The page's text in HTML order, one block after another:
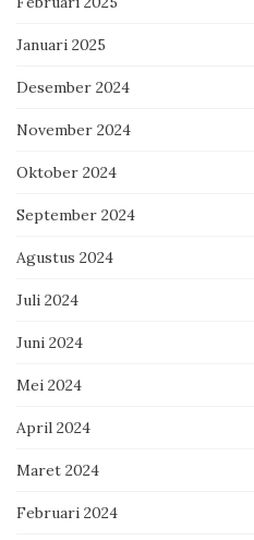
Januari 2025
Desember 2024
November 2024
Oktober 2024
September 2024
Agustus 2024
Juli 2024
Juni 2024
Mei 2024
April 2024
Maret 2024
Februari 2024